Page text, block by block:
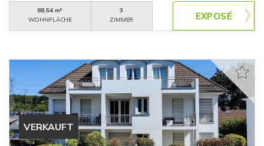
88,54 m²
WOHNFLÄCHE
3
ZIMMER
VERKAUFT